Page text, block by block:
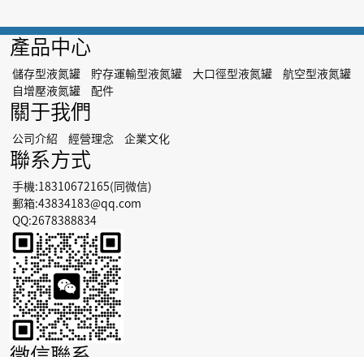
產品中心
儲存型液氮罐 貯存運輸型液氮罐 大口徑型液氮罐
航空型液氮罐
自增壓液氮罐
配件
關于我們
公司介紹 經營理念 企業文化
聯系方式
手機:18310672165(同微信)
郵箱:43834183@qq.com
QQ:2678388834